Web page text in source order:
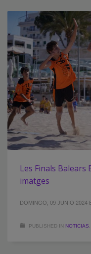
Les Finals Balears
imatges
DOMINGO, 09 JUNIO 2024
PUBLISHED IN NOTICIAS